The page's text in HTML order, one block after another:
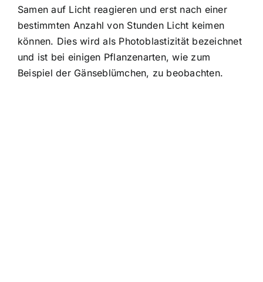
Samen auf Licht reagieren und erst nach einer
bestimmten Anzahl von Stunden Licht keimen
können. Dies wird als Photoblastizität bezeichnet
und ist bei einigen Pflanzenarten, wie zum
Beispiel der Gänseblümchen, zu beobachten.